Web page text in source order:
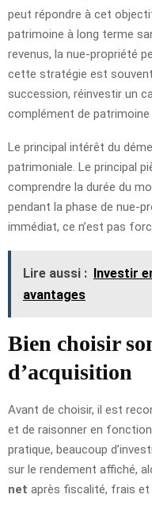
peut répondre à cet
patrimoine à long terme
revenus, la nue-propriété
cette stratégie est
succession, réinvestir un
complément de patrimoine
Le principal intérêt du
patrimoniale. Le principal
comprendre la durée du
pendant la phase de nue-
immédiat, ce n’est pas
Lire aussi : Investir
avantages
Bien choisir
d’acquisition
Avant de choisir, il est
et de raisonner en
pratique, beaucoup
sur le rendement affiché,
net après fiscalité, frais